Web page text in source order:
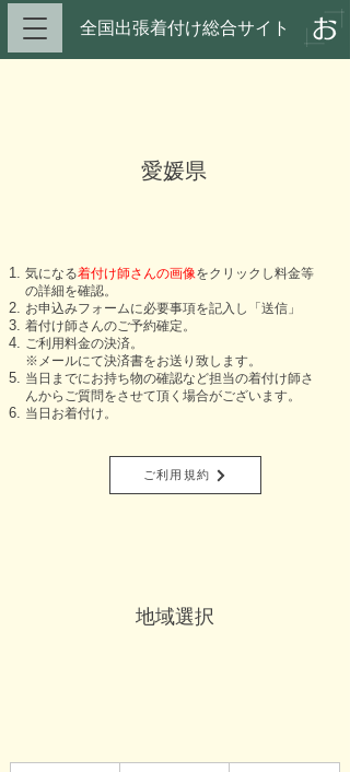
全国出張着付け総合サイト​
愛媛県
​気になる着付け師さんの画像をクリックし料金等
の詳細を確認。
お申込みフォームに必要事項を記入し「送信」
​着付け師さんのご予約確定。
ご利用料金の決済。
※メールにて決済書をお送り致します。
当日までにお持ち物の確認など担当の着付け師さ
んからご質問をさせて頂く場合がございます。
当日お着付け。
ご利用規約
地域選択